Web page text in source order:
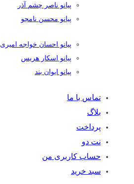
پیانو ناصر چشم آذر
پیانو محسن نامجو
پیانو احسان خواجه امیری
پیانو اسکار هریس
پیانو ایوان بند
تماس با ما
بلاگ
پرداخت
نت دو
حساب کاربری من
سبد خرید